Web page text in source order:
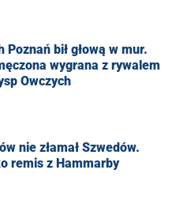
Poznań bił głową w mur.
wygrana z rywalem
Owczych
nie złamał Szwedów.
remis z Hammarby